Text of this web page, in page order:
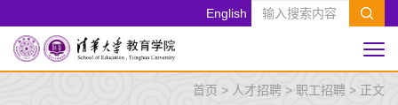
English
首页 > 人才招聘 > 职工招聘 > 正文